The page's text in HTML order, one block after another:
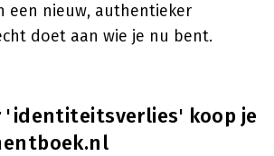
een nieuw, authentieker
doet aan wie je nu bent.
'identiteitsverlies' koop je